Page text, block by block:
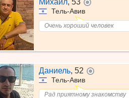
Михаил, 53
Тель-Авив
Очень хороший человек
Даниель, 52
Тель-Авив
Рад приятному знакомству